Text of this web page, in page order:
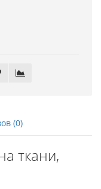
(0)
ткани,